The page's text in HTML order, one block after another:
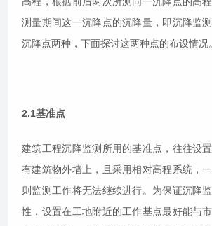
测量期间这一沉降点的沉降量，即沉降监
沉降点两种，下面探讨这两种点的布设情况
2.1基准点
建筑工程沉降监测所用的基准点，往往设
有建筑物外墙上，且采用相对高程系统，
则监测工作将无法继续进行。为保证沉降
性，设置在工地附近的工作基点最好能与